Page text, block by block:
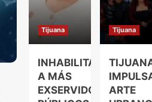
Tijuana
INHABILITAN
A MÁS
EXSERVIDORES
Tijuana
ARTE